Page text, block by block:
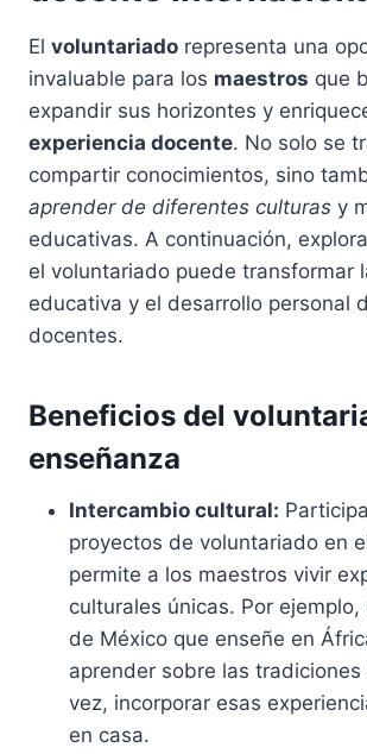
El voluntariado representa una
invaluable para los maestros que
expandir sus horizontes y
experiencia docente. No solo se
compartir conocimientos, sino
aprender de diferentes culturas y
educativas. A continuación,
el voluntariado puede transformar
educativa y el desarrollo personal
docentes.
Beneficios del
enseñanza
Intercambio cultural:
proyectos de voluntariado en
permite a los maestros vivir
culturales únicas. Por
de México que enseñe en
aprender sobre las tradiciones
vez, incorporar esas
en casa.